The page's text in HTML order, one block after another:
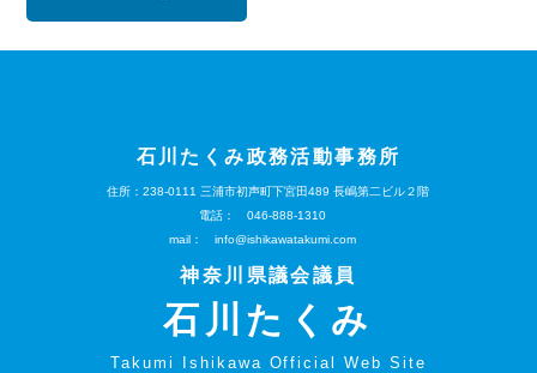
石川たくみ政務活動事務所
住所：238-0111 三浦市初声町下宮田489 長嶋第二ビル２階
電話：
046-888-1310
mail：
info@ishikawatakumi.com
神奈川県議会議員
石川たくみ
Takumi Ishikawa Official Web Site